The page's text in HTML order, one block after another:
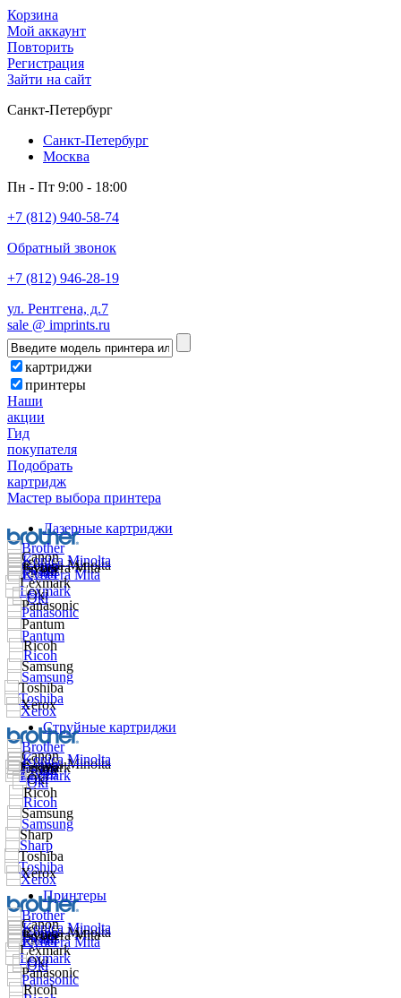
Корзина
Мой аккаунт
Повторить
Регистрация
Зайти на сайт
Санкт-Петербург
Санкт-Петербург
Москва
Пн - Пт 9:00 - 18:00
+7 (812) 940-58-74
Обратный звонок
+7 (812) 946-28-19
ул. Рентгена, д.7
sale @ imprints.ru
картриджи
принтеры
Наши
акции
Гид
покупателя
Подобрать
картридж
Мастер выбора принтера
Лазерные картриджи
Струйные картриджи
Принтеры